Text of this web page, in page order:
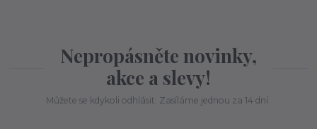
Nepropásněte novinky,
akce a slevy!
Můžete se kdykoli odhlásit. Zasíláme jednou za 14 dní.